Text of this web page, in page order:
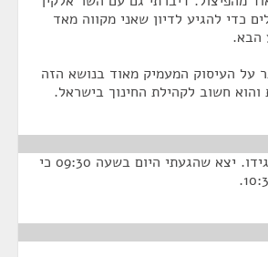
כדי להגיע לדיון שאני מקווה מאד
הבא.
על העיסוק המעמיק מאוד בנושא הזה
והוא חשוב לקהילת החינוך בישראל.
מובן ומקובל, אבל תגידו. יצא שהגעתי היום בשעה 09:30 כי